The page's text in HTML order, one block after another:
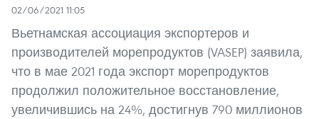
02/06/2021 11:05
Вьетнамская ассоциация экспортеров и
производителей морепродуктов (VASEP) заявила,
что в мае 2021 года экспорт морепродуктов
продолжил положительное восстановление,
увеличившись на 24%, достигнув 790 миллионов